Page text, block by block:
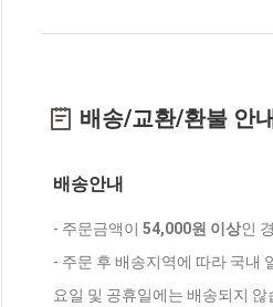
배송/교환/환불 안
배송안내
- 주문금액이 54,000원 이상인
- 주문 후 배송지역에 따라 국내
요일 및 공휴일에는 배송되지 않